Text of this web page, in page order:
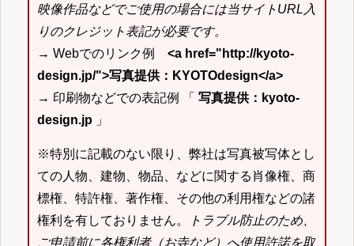
映像作品などでご使用の場合には当サイトURL入
りのクレジット表記が必要です。
→ Webでのリンク例 <a href="http://kyoto-
design.jp/">写真提供：KYOTOdesign</a>
→ 印刷物などでの表記例 「 写真提供：kyoto-
design.jp 」
※特別に記載のない限り、弊社は写真被写体とし
ての人物、建物、物品、などに関する肖像権、商
標権、特許権、著作権、その他の利用権などの諸
権利を有しておりません。
トラブル防止のため、
ご申請前に各権利者（お寺など）へ使用許諾を取